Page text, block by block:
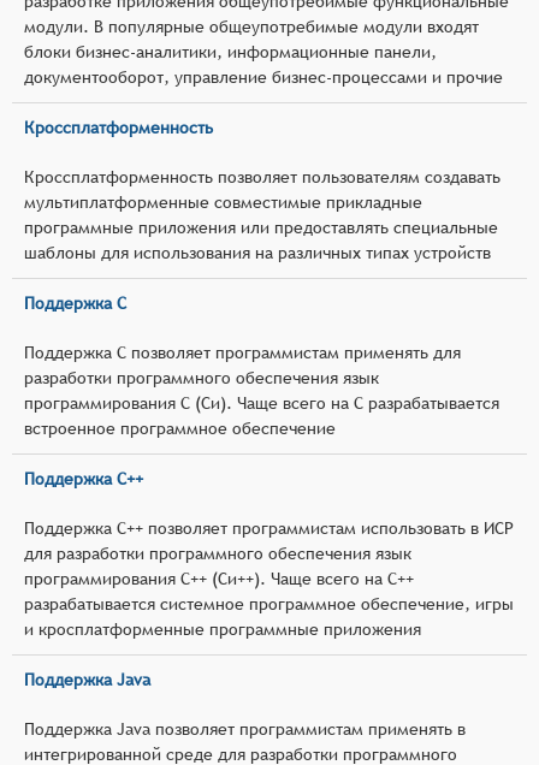
модули. В популярные общеупотребимые модули входят
блоки бизнес-аналитики, информационные панели,
документооборот, управление бизнес-процессами и прочие
Кроссплатформенность
Кроссплатформенность позволяет пользователям создавать
мультиплатформенные совместимые прикладные
программные приложения или предоставлять специальные
шаблоны для использования на различных типах устройств
Поддержка C
Поддержка C позволяет программистам применять для
разработки программного обеспечения язык
программирования C (Си). Чаще всего на C разрабатывается
встроенное программное обеспечение
Поддержка C++
Поддержка C++ позволяет программистам использовать в ИСР
для разработки программного обеспечения язык
программирования C++ (Си++). Чаще всего на C++
разрабатывается системное программное обеспечение, игры
и кросплатформенные программные приложения
Поддержка Java
Поддержка Java позволяет программистам применять в
интегрированной среде для разработки программного